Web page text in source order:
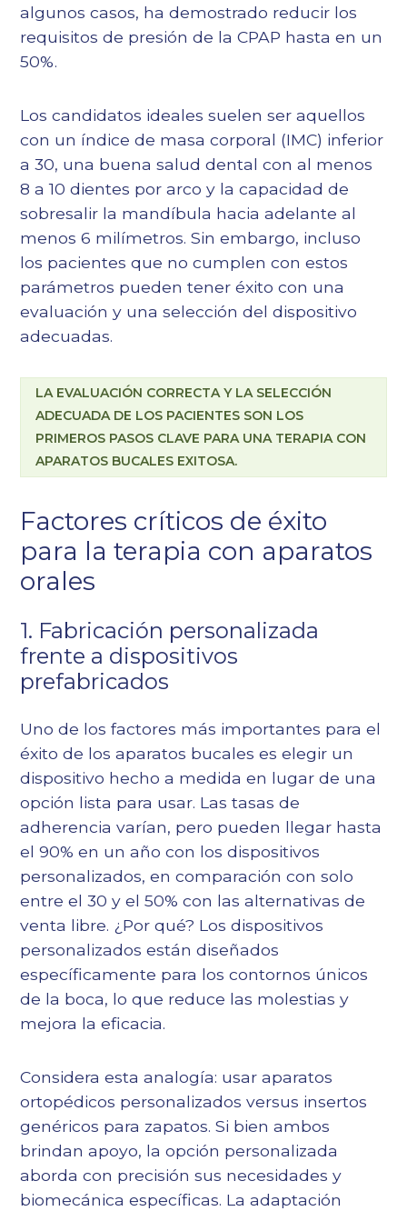
algunos casos, ha demostrado reducir los
requisitos de presión de la CPAP hasta en un
50%.
Los candidatos ideales suelen ser aquellos
con un índice de masa corporal (IMC) inferior
a 30, una buena salud dental con al menos
8 a 10 dientes por arco y la capacidad de
sobresalir la mandíbula hacia adelante al
menos 6 milímetros. Sin embargo, incluso
los pacientes que no cumplen con estos
parámetros pueden tener éxito con una
evaluación y una selección del dispositivo
adecuadas.
LA EVALUACIÓN CORRECTA Y LA SELECCIÓN
ADECUADA DE LOS PACIENTES SON LOS
PRIMEROS PASOS CLAVE PARA UNA TERAPIA CON
APARATOS BUCALES EXITOSA.
Factores críticos de éxito
para la terapia con aparatos
orales
1. Fabricación personalizada
frente a dispositivos
prefabricados
Uno de los factores más importantes para el
éxito de los aparatos bucales es elegir un
dispositivo hecho a medida en lugar de una
opción lista para usar. Las tasas de
adherencia varían, pero pueden llegar hasta
el 90% en un año con los dispositivos
personalizados, en comparación con solo
entre el 30 y el 50% con las alternativas de
venta libre. ¿Por qué? Los dispositivos
personalizados están diseñados
específicamente para los contornos únicos
de la boca, lo que reduce las molestias y
mejora la eficacia.
Considera esta analogía: usar aparatos
ortopédicos personalizados versus insertos
genéricos para zapatos. Si bien ambos
brindan apoyo, la opción personalizada
aborda con precisión sus necesidades y
biomecánica específicas. La adaptación